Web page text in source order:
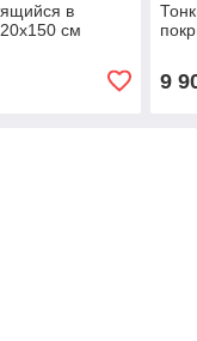
в
см
9